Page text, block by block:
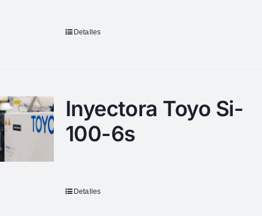
Detalles
Inyectora Toyo Si-
100-6s
Detalles